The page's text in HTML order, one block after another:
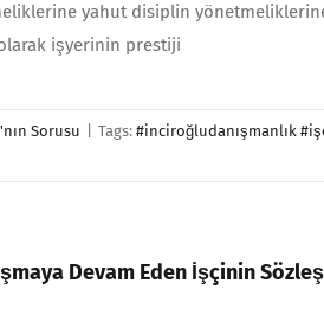
yahut disiplin
işyerinin prestiji
Sorusu Tags:#inciroğludanışmanlık
Devam Eden İşçinin